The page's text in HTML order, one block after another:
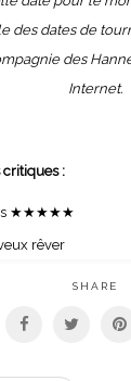
des dates de
des
Internet.
critiques :
★★★★★
rêver
SHARE